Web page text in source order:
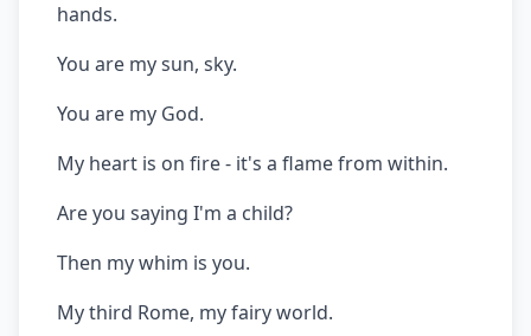
hands.
You are my sun, sky.
You are my God.
My heart is on fire - it's a flame from within.
Are you saying I'm a child?
Then my whim is you.
My third Rome, my fairy world.